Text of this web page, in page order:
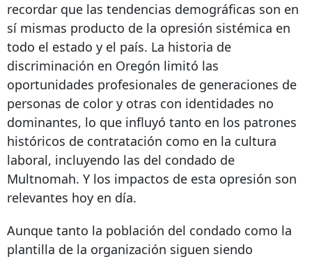
recordar que las tendencias demográficas son en
sí mismas producto de la opresión sistémica en
todo el estado y el país. La historia de
discriminación en Oregón limitó las
oportunidades profesionales de generaciones de
personas de color y otras con identidades no
dominantes, lo que influyó tanto en los patrones
históricos de contratación como en la cultura
laboral, incluyendo las del condado de
Multnomah. Y los impactos de esta opresión son
relevantes hoy en día.
Aunque tanto la población del condado como la
plantilla de la organización siguen siendo